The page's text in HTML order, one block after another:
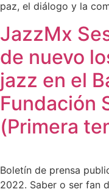
paz, el diálogo y la
JazzMx
de nuevo
jazz en el
Fundación
(Primera
Boletín de prensa
2022. Saber o ser fan